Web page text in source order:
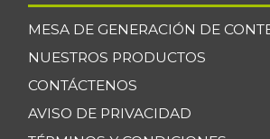
MESA DE GENERACIÓN DE
NUESTROS PRODUCTOS
CONTÁCTENOS
AVISO DE PRIVACIDAD